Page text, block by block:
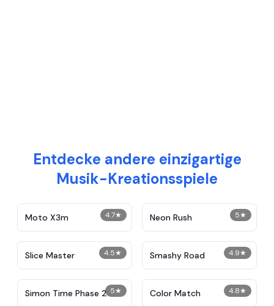
Entdecke andere einzigartige
Musik-Kreationsspiele
4.7★
Moto X3m 5★
Neon Rush
4.5★
Slice Master 4.9★
Smashy Road
5★
Simon Time Phase 2 4.8★
Color Match